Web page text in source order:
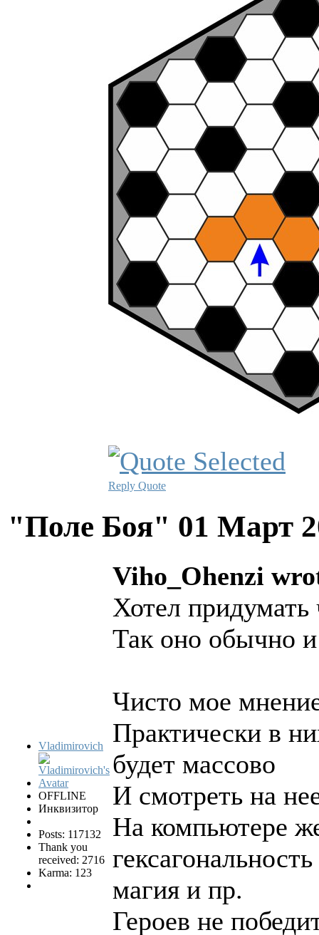
Reply Quote
"Поле Боя" 01 Март
Vladimirovich
OFFLINE
Инквизитор
Posts: 117132
Thank you
received: 2716
Karma: 123
Viho_Ohenzi
Хотел
Так оно обычно
Чисто мое
Практически в
будет массово
И смотреть на
На компьютере
магия и пр.
Героев не